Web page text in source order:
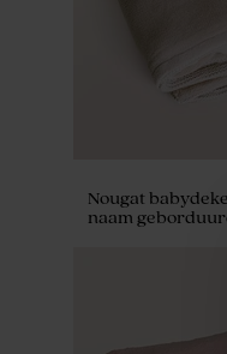
Nougat
naam